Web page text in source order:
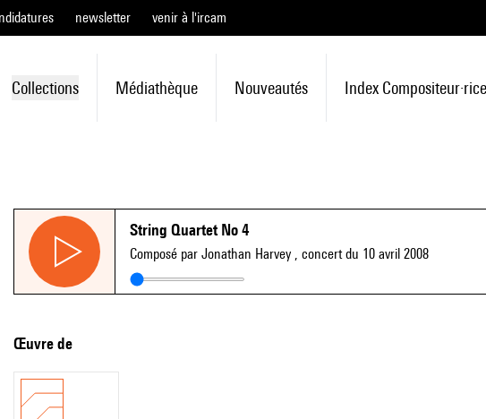
newsletter venir à l'ircam
Collections Médiathèque Nouveautés Index Compositeur·rice
String Quartet No 4
Composé par Jonathan Harvey , concert du 10 avril 2008
Œuvre de